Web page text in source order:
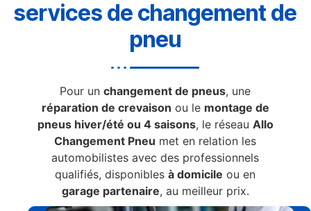
services de changement de
pneu
Pour unchangement de pneus, une
réparation de crevaison ou le montage de
pneus hiver/été ou 4 saisons, le réseau Allo
Changement Pneu met en relation les
automobilistes avec des professionnels
qualifiés, disponiblesà domicile ou en
garage partenaire, au meilleur prix.